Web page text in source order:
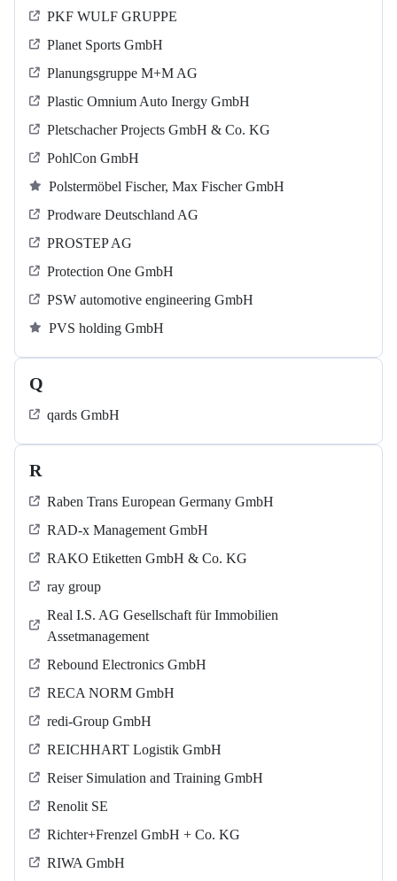
PKF WULF GRUPPE
Planet Sports GmbH
Planungsgruppe M+M AG
Plastic Omnium Auto Inergy GmbH
Pletschacher Projects GmbH & Co. KG
PohlCon GmbH
Polstermöbel Fischer, Max Fischer GmbH
Prodware Deutschland AG
PROSTEP AG
Protection One GmbH
PSW automotive engineering GmbH
PVS holding GmbH
Q
qards GmbH
R
Raben Trans European Germany GmbH
RAD-x Management GmbH
RAKO Etiketten GmbH & Co. KG
ray group
Real I.S. AG Gesellschaft für Immobilien
Assetmanagement
Rebound Electronics GmbH
RECA NORM GmbH
redi-Group GmbH
REICHHART Logistik GmbH
Reiser Simulation and Training GmbH
Renolit SE
Richter+Frenzel GmbH + Co. KG
RIWA GmbH